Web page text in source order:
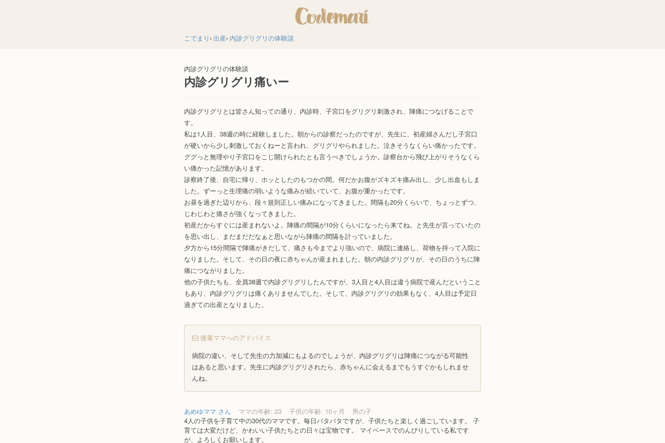
こでまり 出産 内診グリグリの体験談
内診グリグリの体験談
内診グリグリ痛いー
内診グリグリとは皆さん知っての通り、内診時、子宮口をグリグリ刺激され、陣痛につなげることで
す。
私は1人目、38週の時に経験しました。朝からの診察だったのですが、先生に、初産婦さんだし子宮口
が硬いから少し刺激しておくねーと言われ、グリグリやられました。泣きそうなくらい痛かったです。
ググっと無理やり子宮口をこじ開けられたとも言うべきでしょうか。診察台から飛び上がりそうなくら
い痛かった記憶があります。
診察終了後、自宅に帰り、ホッとしたのもつかの間。何だかお腹がズキズキ痛み出し、少し出血もしま
した。ずーっと生理痛の弱いような痛みが続いていて、お腹が重かったです。
お昼を過ぎた辺りから、段々規則正しい痛みになってきました。間隔も20分くらいで、ちょっとずつ、
じわじわと痛さが強くなってきました。
初産だからすぐには産まれないよ。陣痛の間隔が10分くらいになったら来てね。と先生が言っていたの
を思い出し、まだまだだなぁと思いながら陣痛の間隔を計っていました。
夕方から15分間隔で陣痛がきだして、痛さも今までより強いので、病院に連絡し、荷物を持って入院に
なりました。そして、その日の夜に赤ちゃんが産まれました。朝の内診グリグリが、その日のうちに陣
痛につながりました。
他の子供たちも、全員38週で内診グリグリしたんですが、3人目と4人目は違う病院で産んだということ
もあり、内診グリグリは痛くありませんでした。そして、内診グリグリの効果もなく、4人目は予定日
過ぎての出産となりました。
後輩ママへのアドバイス
病院の違い、そして先生の力加減にもよるのでしょうが、内診グリグリは陣痛につながる可能性
はあると思います。先生に内診グリグリされたら、赤ちゃんに会えるまでもうすぐかもしれませ
んね。
あめゆママ さん ママの年齢: 23 子供の年齢: 10ヶ月
男の子
4人の子供を子育て中の30代のママです。毎日バタバタですが、子供たちと楽しく過ごしています。 子
育ては大変だけど、かわいい子供たちとの日々は宝物です。 マイペースでのんびりしている私です
が、よろしくお願いします。